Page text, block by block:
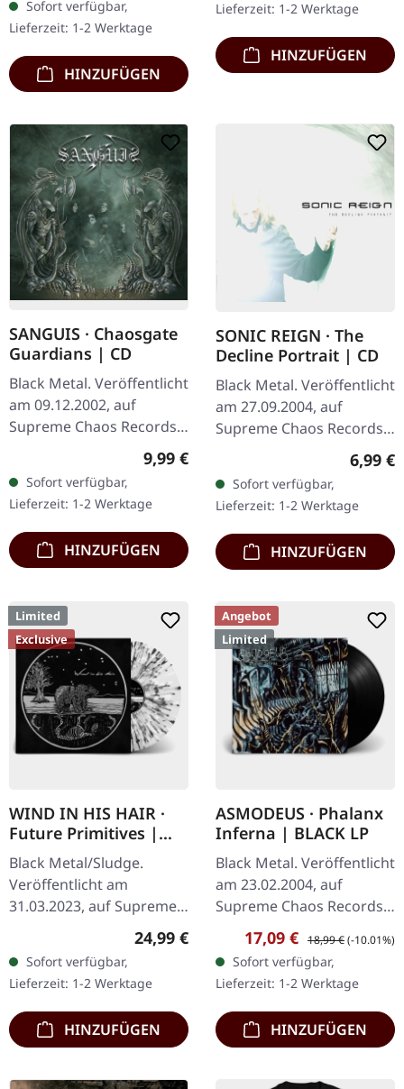
Insert, limitiert auf 200
Exemplare.…
Sofort verfügbar,
Lieferzeit: 1-2 Werktage
HINZUFÜGEN
Insert und…
Lieferzeit: 1-2 Werktage
HINZUFÜGEN
SANGUIS · Chaosgate
Guardians | CD
Black Metal. Veröffentlicht
am 09.12.2002, auf
Supreme Chaos Records.
CD im Jewelcase mit 12-
seitigem Booklet. Wenn
österreichischer Black
Metal den…
Regulärer Preis:
9,99 €
Sofort verfügbar,
Lieferzeit: 1-2 Werktage
HINZUFÜGEN
SONIC REIGN · The
Decline Portrait | CD
Black Metal. Veröffentlicht
am 27.09.2004, auf
Supreme Chaos Records.
Booklet. Sonic Reign
entfesselt mit „The
Decline Portrait"…
6,99 €
Sofort verfügbar,
Lieferzeit: 1-2 Werktage
HINZUFÜGEN
Limited
Exclusive
WIND IN HIS HAIR ·
Future Primitives |
SPLATTER LP
Black Metal/Sludge.
Veröffentlicht am
31.03.2023, auf Supreme
Chaos Records. SCR-
exklusives Ultra Clear
Vinyl mit schwarzen und
weißen Splattern mit…
Regulärer Preis:
24,99 €
Sofort verfügbar,
Lieferzeit: 1-2 Werktage
HINZUFÜGEN
Angebot
Limited
ASMODEUS · Phalanx
Inferna | BLACK LP
Black Metal. Veröffentlicht
am 23.02.2004, auf
Supreme Chaos Records.
Hochwertiges 180g Vinyl
mit schönem Gatefold
Cover und bedruckten
Innenhüllen.…
Verkaufspreis:
17,09 € Regulärer Preis:
18,99 €(-10.01%)
Sofort verfügbar,
Lieferzeit: 1-2 Werktage
HINZUFÜGEN